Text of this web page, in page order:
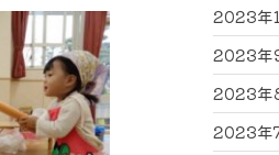
2023年
2023年
2023年
2023年